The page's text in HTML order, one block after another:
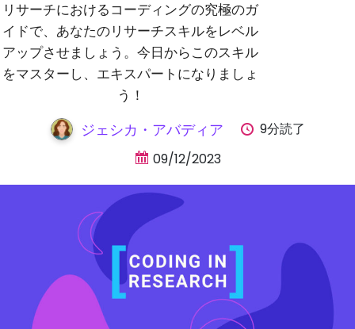
リサーチにおけるコーディングの究極のガ
イドで、あなたのリサーチスキルをレベル
アップさせましょう。今日からこのスキル
をマスターし、エキスパートになりましょ
う！
ジェシカ・アバディア
9分読了
09/12/2023